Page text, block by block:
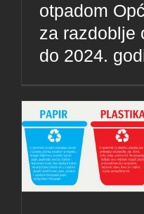
otpadom
za razdoblje
do 2024.